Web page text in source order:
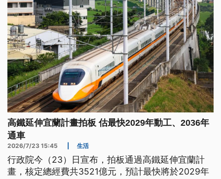
高鐵延伸宜蘭計畫拍板 估最快2029年動工、2036年
通車
2026/7/23 15:45 生活
行政院今（23）日宣布，拍板通過高鐵延伸宜蘭計
畫，核定總經費共3521億元，預計最快將於2029年